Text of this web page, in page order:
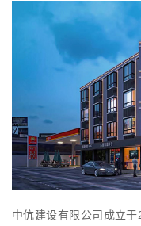
中伉建设有限公司成立